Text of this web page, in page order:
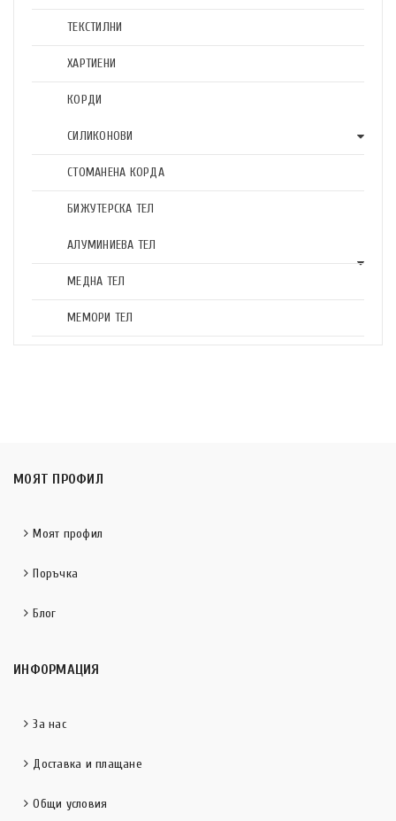
ТЕКСТИЛНИ
ХАРТИЕНИ
КОРДИ
СИЛИКОНОВИ
СТОМАНЕНА КОРДА
БИЖУТЕРСКА ТЕЛ
АЛУМИНИЕВА ТЕЛ
МЕДНА ТЕЛ
МЕМОРИ ТЕЛ
МОЯТ ПРОФИЛ
Моят профил
Поръчка
Блог
ИНФОРМАЦИЯ
За нас
Доставка и плащане
Общи условия